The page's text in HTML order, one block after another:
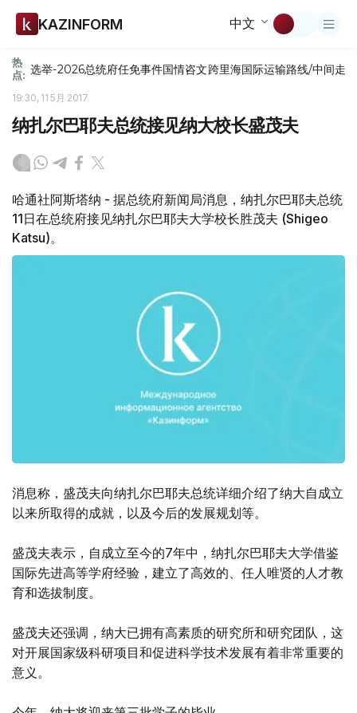
KAZINFORM 中文
热
点: 选举-2026总统府任免事件国情咨文跨里海国际运输路线/中间走廊
19:30, 11 5月 2017
纳扎尔巴耶夫总统接见纳大校长盛茂夫
哈通社阿斯塔纳 - 据总统府新闻局消息，纳扎尔巴耶夫总统
11日在总统府接见纳扎尔巴耶夫大学校长胜茂夫 (Shigeo
Katsu)。
消息称，盛茂夫向纳扎尔巴耶夫总统详细介绍了纳大自成立
以来所取得的成就，以及今后的发展规划等。
盛茂夫表示，自成立至今的7年中，纳扎尔巴耶夫大学借鉴
国际先进高等学府经验，建立了高效的、任人唯贤的人才教
育和选拔制度。
盛茂夫还强调，纳大已拥有高素质的研究所和研究团队，这
对开展国家级科研项目和促进科学技术发展有着非常重要的
意义。